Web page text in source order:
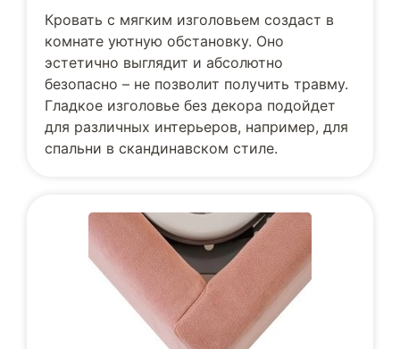
Кровать с мягким изголовьем создаст в
комнате уютную обстановку. Оно
эстетично выглядит и абсолютно
безопасно – не позволит получить травму.
Гладкое изголовье без декора подойдет
для различных интерьеров, например, для
спальни в скандинавском стиле.